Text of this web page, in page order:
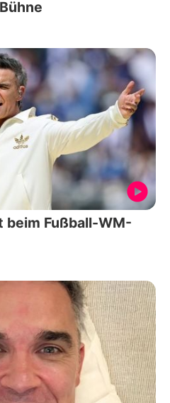
beim Fußball-WM-